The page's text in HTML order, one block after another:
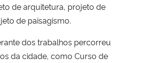
de arquitetura, projeto de
de paisagismo.
dos trabalhos percorreu
da cidade, como Curso de